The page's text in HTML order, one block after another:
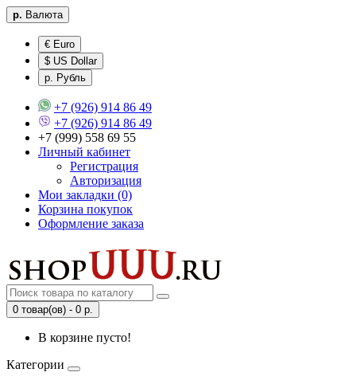
р. Валюта
€ Euro
$ US Dollar
р. Рубль
+7 (926) 914 86 49
+7 (926) 914 86 49
+7 (999) 558 69 55
Личный кабинет
Регистрация
Авторизация
Мои закладки (0)
Корзина покупок
Оформление заказа
0 товар(ов) - 0 р.
В корзине пусто!
Категории